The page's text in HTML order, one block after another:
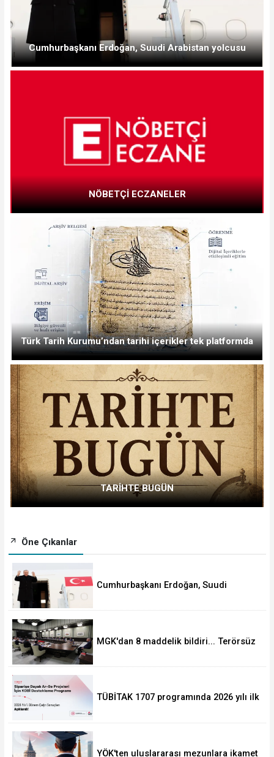
Cumhurbaşkanı Erdoğan, Suudi Arabistan yolcusu
NÖBETÇİ ECZANELER
Türk Tarih Kurumu’ndan tarihi içerikler tek platformda
TARİHTE BUGÜN
Öne Çıkanlar
Cumhurbaşkanı Erdoğan, Suudi
MGK'dan 8 maddelik bildiri... Terörsüz
TÜBİTAK 1707 programında 2026 yılı ilk
YÖK'ten uluslararası mezunlara ikamet